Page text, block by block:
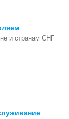
и странам СНГ